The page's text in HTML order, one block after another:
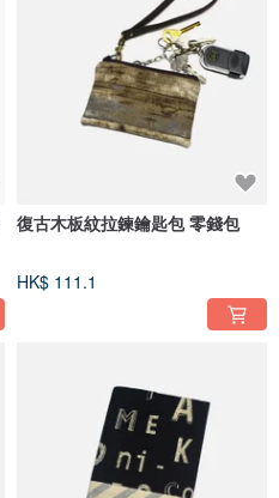
復古木板紋拉鍊鑰匙包 零錢包
HK$ 111.1